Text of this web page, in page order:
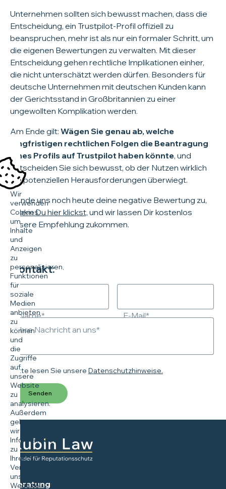
Unternehmen sollten sich bewusst machen, dass die
Entscheidung, ein Trustpilot-Profil offiziell zu
beanspruchen, mehr ist als nur ein formaler Schritt, um
die eigenen Bewertungen zu verwalten. Mit dieser
Entscheidung gehen rechtliche Implikationen einher,
die nicht unterschätzt werden dürfen. Besonders für
deutsche Unternehmen mit deutschen Kunden kann
der Gerichtsstand in Großbritannien zu einer
ungewollten Komplikation werden.
Am Ende gilt: Wägen Sie genau ab, welche
langfristigen rechtlichen Folgen die Beantragung
eines Profils auf Trustpilot haben könnte, und
entscheiden Sie sich bewusst, ob der Nutzen wirklich
die potenziellen Herausforderungen überwiegt.
Sende uns noch heute deine negative Bewertung zu,
indem Du hier klickst, und wir lassen Dir kostenlos
unsere Empfehlung zukommen.
Kontakt:
Name*
E-Mail*
Ihre Nachricht an uns*
Bitte lesen Sie unsere Datenschutzhinweise.
Senden
Beratung
Wir
verwenden
Cookies,
um
Inhalte
und
Anzeigen
zu
personalisieren,
Funktionen
für
soziale
Medien
anbieten
zu
können
und
die
Zugriffe
auf
unsere
Website
zu
analysieren.
Außerdem
geben
wir
Informationen
zu
Ihrer
Verwendung
unserer
Website